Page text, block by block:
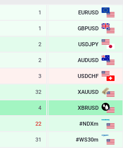
EURUSD
1.15625
1
GBPUSD
1.35008
1
USDJPY
158.489
2
AUDUSD
0.70726
2
USDCHF
0.80728
3
XAUUSD
4352.88
32
XBRUSD
82.99
4
#NDXm
29873.7
22
#WS30m
54051.8
31